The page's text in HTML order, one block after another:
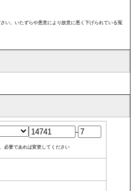
い。いたずらや悪意により故意に悪く下げられている冤
-
必要であれば変更してください